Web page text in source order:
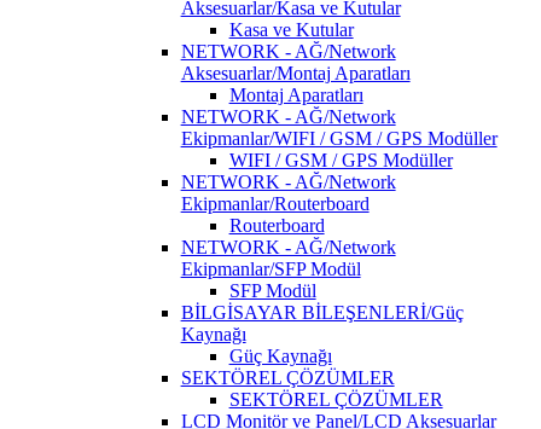
Aksesuarlar/Kasa ve Kutular
Kasa ve Kutular
NETWORK - AĞ/Network
Aksesuarlar/Montaj Aparatları
Montaj Aparatları
NETWORK - AĞ/Network
Ekipmanlar/WIFI / GSM / GPS Modüller
WIFI / GSM / GPS Modüller
NETWORK - AĞ/Network
Ekipmanlar/Routerboard
Routerboard
NETWORK - AĞ/Network
Ekipmanlar/SFP Modül
SFP Modül
BİLGİSAYAR BİLEŞENLERİ/Güç
Kaynağı
Güç Kaynağı
SEKTÖREL ÇÖZÜMLER
SEKTÖREL ÇÖZÜMLER
LCD Monitör ve Panel/LCD Aksesuarlar